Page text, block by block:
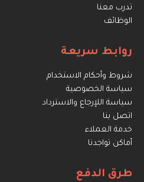
تدرب معنا
الوظائف
روابط سريعة
شروط وأحكام الاستخدام
سياسة الخصوصية
سياسة اللإرجاع والاسترداد
اتصل بنا
خدمة العملاء
أماكن تواجدنا
طرق الدفع